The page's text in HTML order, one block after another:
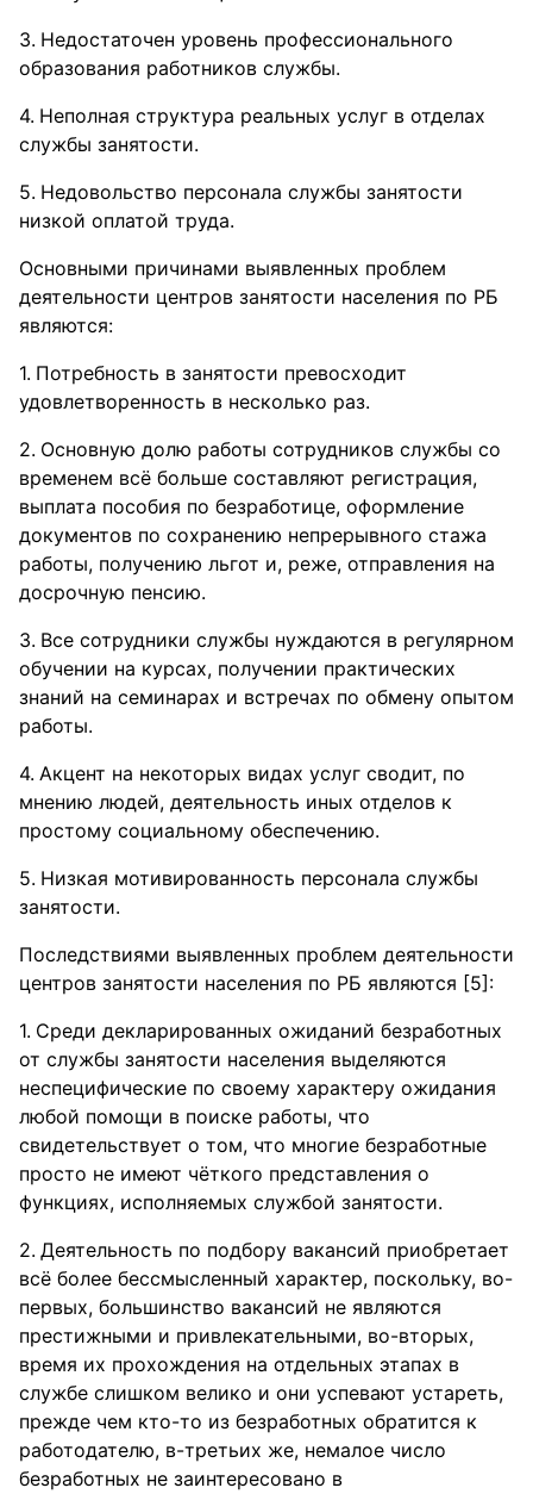
Недостаточен уровень профессионального
образования работников службы.
Неполная структура реальных услуг в отделах
службы занятости.
Недовольство персонала службы занятости
низкой оплатой труда.
Основными причинами выявленных проблем
деятельности центров занятости населения по РБ
являются:
Потребность в занятости превосходит
удовлетворенность в несколько раз.
Основную долю работы сотрудников службы со
временем всё больше составляют регистрация,
выплата пособия по безработице, оформление
документов по сохранению непрерывного стажа
работы, получению льгот и, реже, отправления на
досрочную пенсию.
Все сотрудники службы нуждаются в регулярном
обучении на курсах, получении практических
знаний на семинарах и встречах по обмену опытом
работы.
Акцент на некоторых видах услуг сводит, по
мнению людей, деятельность иных отделов к
простому социальному обеспечению.
Низкая мотивированность персонала службы
занятости.
Последствиями выявленных проблем деятельности
центров занятости населения по РБ являются [5]:
Среди декларированных ожиданий безработных
от службы занятости населения выделяются
неспецифические по своему характеру ожидания
любой помощи в поиске работы, что
свидетельствует о том, что многие безработные
просто не имеют чёткого представления о
функциях, исполняемых службой занятости.
Деятельность по подбору вакансий приобретает
всё более бессмысленный характер, поскольку, во-
первых, большинство вакансий не являются
престижными и привлекательными, во-вторых,
время их прохождения на отдельных этапах в
службе слишком велико и они успевают устареть,
прежде чем кто-то из безработных обратится к
работодателю, в-третьих же, немалое число
безработных не заинтересовано в